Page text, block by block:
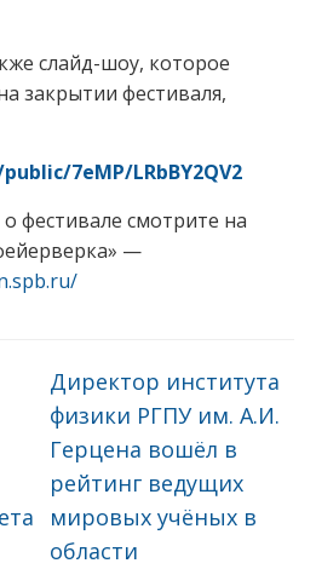
слайд-шоу, которое
закрытии фестиваля,
7eMP/LRbBY2QV2
фестивале смотрите на
—
Директор института
физики РГПУ им. А.И.
Герцена вошёл в
рейтинг ведущих
мировых учёных в
области